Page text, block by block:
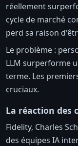
réellement
cycle de marché
perd sa raison
Le problème :
LLM surperforme
terme. Les
cruciaux.
La réaction des
Fidelity, Charles
des équipes IA